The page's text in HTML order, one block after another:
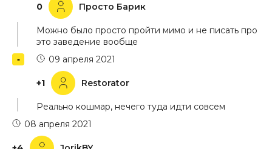
0 Просто Барик
Можно было просто пройти мимо и не писать про
это заведение вообще
+1 Restorator
09 апреля 2021
Реально кошмар, нечего туда идти совсем
08 апреля 2021